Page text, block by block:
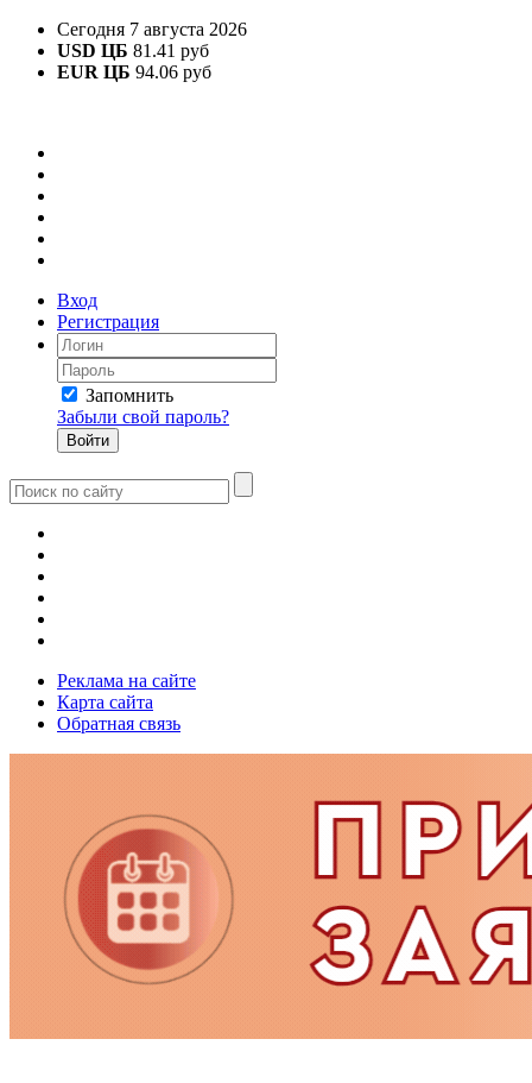
Сегодня 7 августа 2026
USD ЦБ 81.41 руб
EUR ЦБ 94.06 руб
Вход
Регистрация
Запомнить
Забыли свой пароль?
Реклама на сайте
Карта сайта
Обратная связь